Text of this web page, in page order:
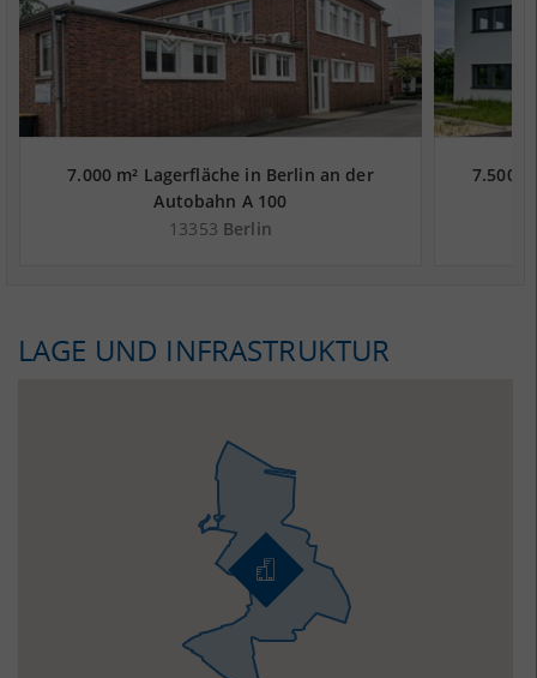
7.000 m² Lagerfläche in Berlin an der
Autobahn A 100
13353 Berlin
7.500
LAGE UND INFRASTRUKTUR